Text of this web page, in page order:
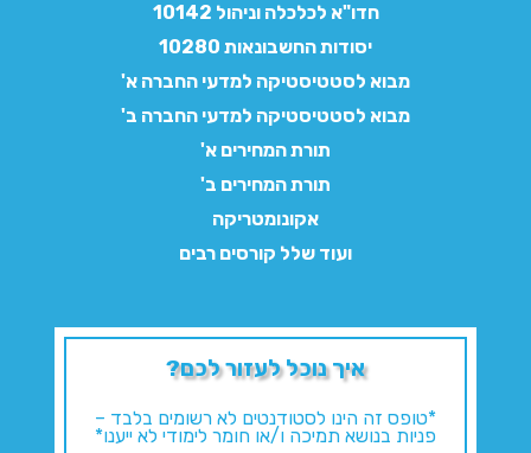
חדו"א לכלכלה וניהול 10142
יסודות החשבונאות 10280
מבוא לסטטיסטיקה למדעי החברה א'
מבוא לסטטיסטיקה למדעי החברה ב'
תורת המחירים א'
תורת המחירים ב'
אקונומטריקה
ועוד שלל קורסים רבים
איך נוכל לעזור לכם?
*טופס זה הינו לסטודנטים לא רשומים בלבד –
פניות בנושא תמיכה ו/או חומר לימודי לא ייענו*